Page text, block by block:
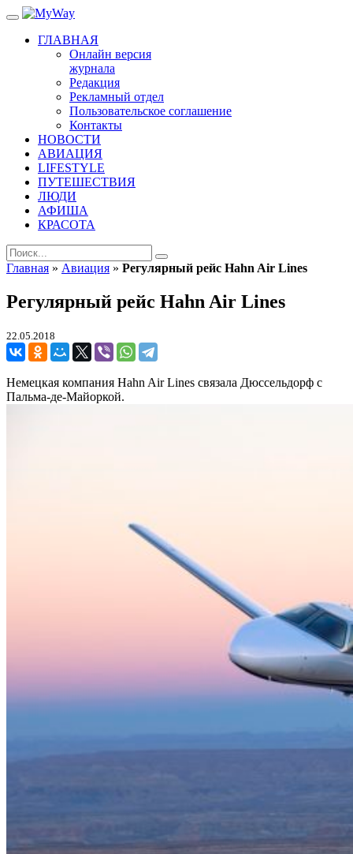
ГЛАВНАЯ
Онлайн версия
журнала
Редакция
Рекламный отдел
Пользовательское соглашение
Контакты
НОВОСТИ
АВИАЦИЯ
LIFESTYLE
ПУТЕШЕСТВИЯ
ЛЮДИ
АФИША
КРАСОТА
Главная » Авиация » Регулярный рейс Hahn Air Lines
Регулярный рейс Hahn Air Lines
22.05.2018
Немецкая компания Hahn Air Lines связала Дюссельдорф с
Пальма-де-Майоркой.